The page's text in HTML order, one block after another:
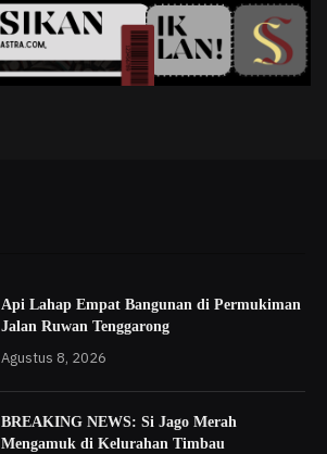
Api Lahap Empat Bangunan di Permukiman
Jalan Ruwan Tenggarong
Agustus 8, 2026
BREAKING NEWS: Si Jago Merah
Mengamuk di Kelurahan Timbau